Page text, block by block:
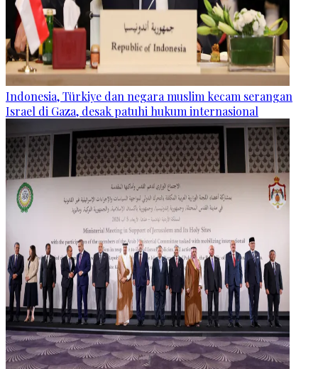
Indonesia, Türkiye dan negara muslim kecam serangan
Israel di Gaza, desak patuhi hukum internasional